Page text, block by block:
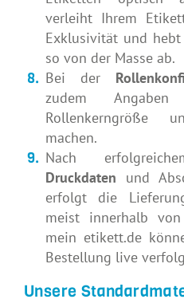
verleiht Ihrem
Exklusivität und
so von der Masse ab.
Bei der
zudem
Rollenkerngröße
machen.
Nach
Druckdaten und
erfolgt die
meist innerhalb
mein etikett.de
Bestellung live
Unsere